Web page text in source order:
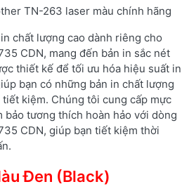
TN-263 laser màu chính hãng
chất lượng cao dành riêng cho
CDN, mang đến bản in sắc nét
thiết kế để tối ưu hóa hiệu suất in
bạn có những bản in chất lượng
kiệm. Chúng tôi cung cấp mực
bảo tương thích hoàn hảo với dòng
CDN, giúp bạn tiết kiệm thời
Đen (Black)